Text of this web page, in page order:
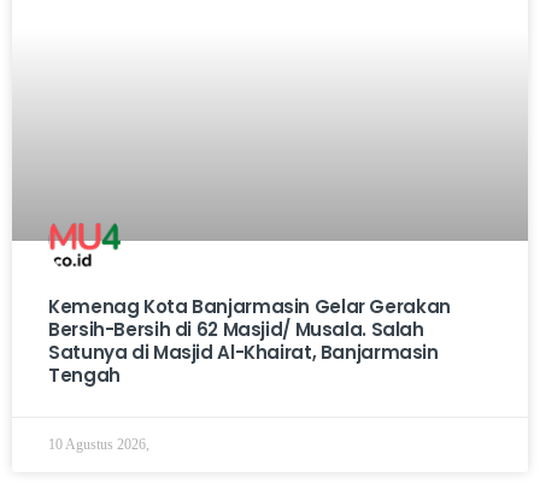
Kemenag Kota Banjarmasin Gelar Gerakan
Bersih-Bersih di 62 Masjid/ Musala. Salah
Satunya di Masjid Al-Khairat, Banjarmasin
Tengah
10 Agustus 2026,